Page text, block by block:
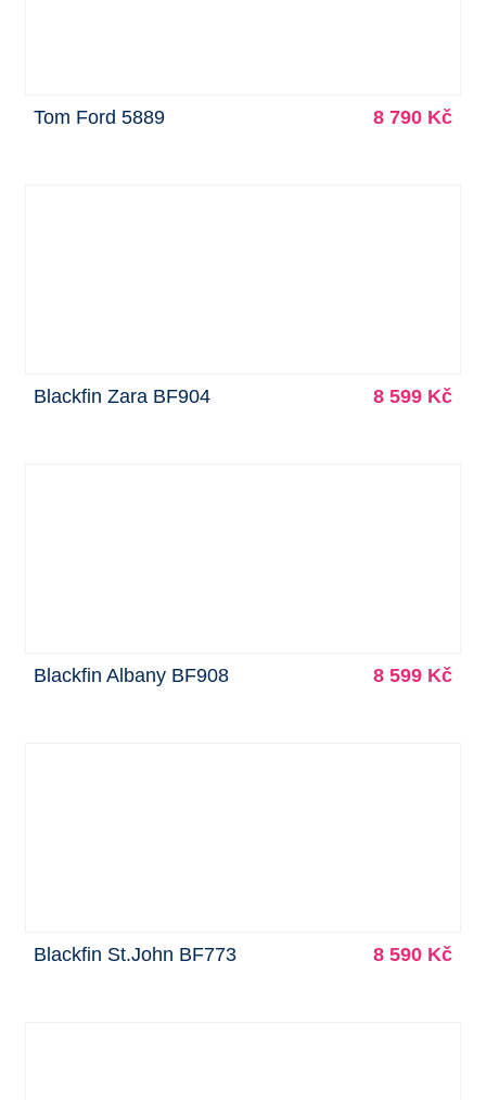
Tom Ford 5889 8 790 Kč
Blackfin Zara BF904 8 599 Kč
Blackfin Albany BF908 8 599 Kč
Blackfin St.John BF773 8 590 Kč